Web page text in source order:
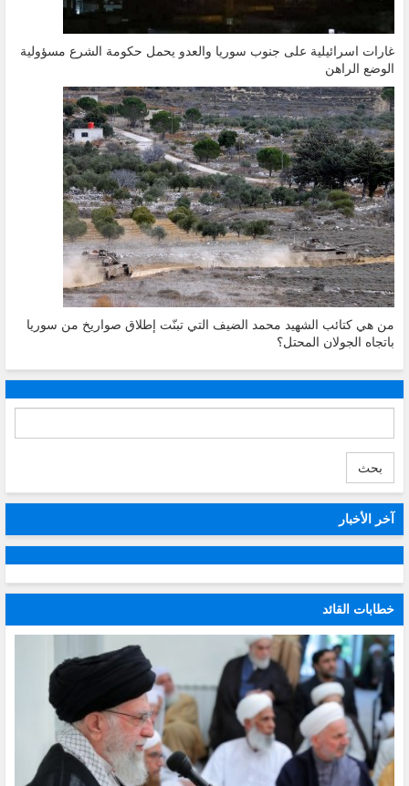
غارات اسرائيلية على جنوب سوريا والعدو يحمل حكومة الشرع مسؤولية
الوضع الراهن
من هي كتائب الشهيد محمد الضيف التي تبنّت إطلاق صواريخ من سوريا
باتجاه الجولان المحتل؟
بحث
آخر الأخبار
خطابات القائد